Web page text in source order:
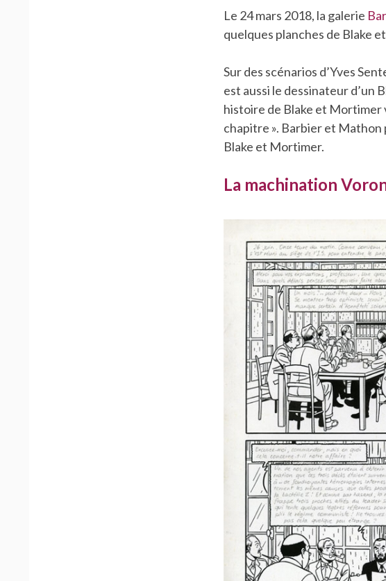
Le 24 mars 2018, la galerie
quelques planches de Blake
Sur des scénarios d’Yves
est aussi le dessinateur d’un
histoire de Blake et Mortimer
chapitre ». Barbier et Mathon
Blake et Mortimer.
La machination